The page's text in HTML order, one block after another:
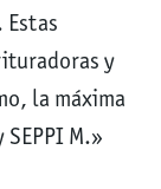
y
la máxima
M.»